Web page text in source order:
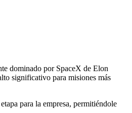
dominado por SpaceX de Elon
significativo para misiones más
para la empresa, permitiéndole